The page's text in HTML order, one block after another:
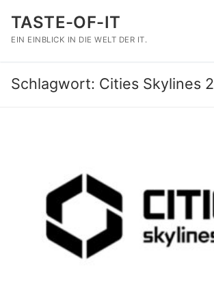
Inhalt
springen
TASTE-OF-IT
EIN EINBLICK IN DIE WELT DER IT.
Suchen nach:
Schlagwort: Cities Skylines 2